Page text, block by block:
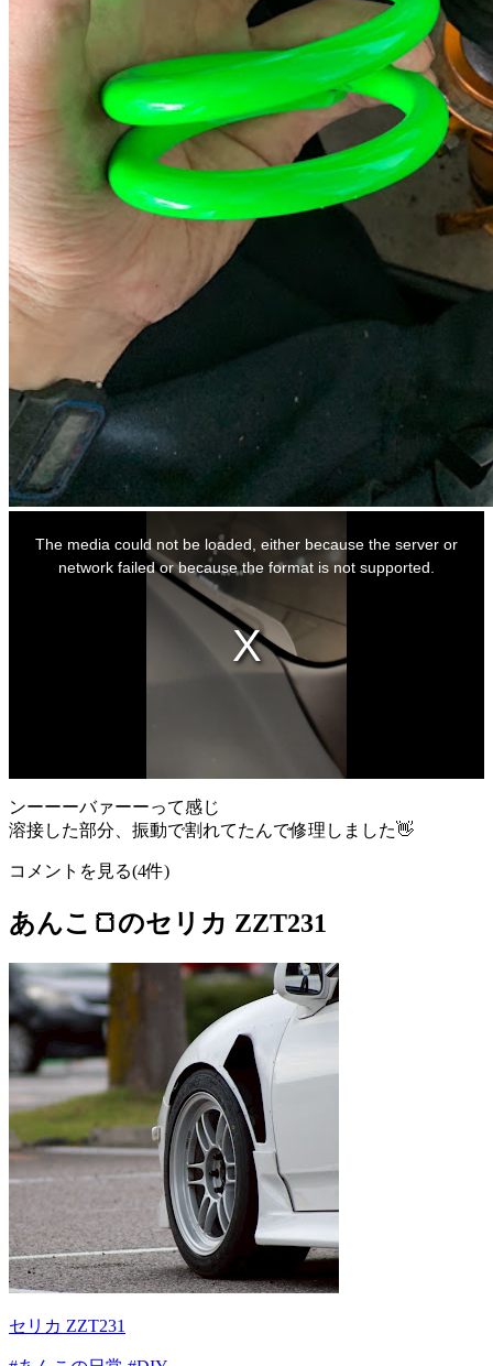
The media could not be loaded, either because the server or
network failed or because the format is not supported.
ンーーーバァーーって感じ
溶接した部分、振動で割れてたんで修理しました👋
コメントを見る(4件)
あんこ🍞のセリカ ZZT231
セリカ ZZT231